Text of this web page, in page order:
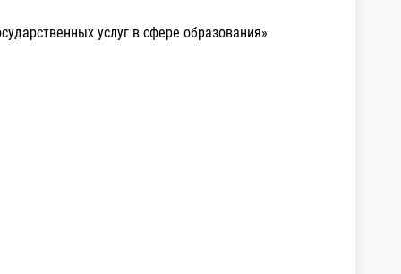
услуг в сфере образования»